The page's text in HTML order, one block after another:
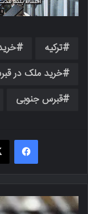
ترکیه
خرید ملک در
قبرس جنوبی
فیسبوک